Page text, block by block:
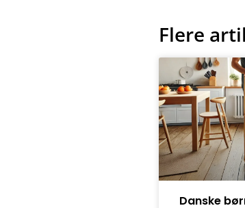
Flere
Danske